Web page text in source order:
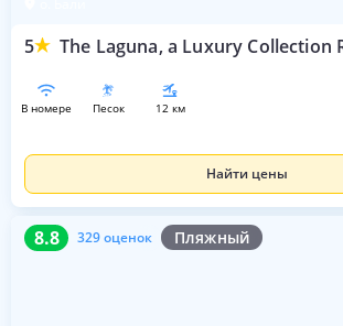
5 The Laguna, a Luxury Collection
в номере песок 12 км
Найти цены
8.8 329 оценок Пляжный
8.8 329 оценок